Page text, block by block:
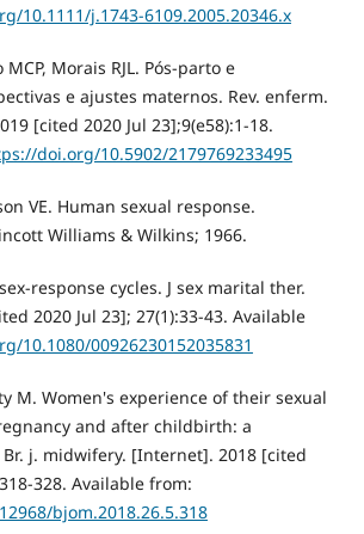
10.1111/j.1743-6109.2005.20346.x
Morais RJL. Pós-parto e
e ajustes maternos. Rev. enferm.
[cited 2020 Jul 23];9(e58):1-18.
doi.org/10.5902/2179769233495
VE. Human sexual response.
Williams & Wilkins; 1966.
response cycles. J sex marital ther.
2020 Jul 23]; 27(1):33-43. Available
10.1080/00926230152035831
M. Women's experience of their sexual
and after childbirth: a
j. midwifery. [Internet]. 2018 [cited
328. Available from:
bjom.2018.26.5.318